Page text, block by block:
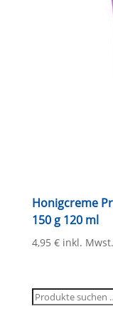
Honigcreme
150 g 120 ml
4,95 € inkl. Mwst.
Suchen
nach: